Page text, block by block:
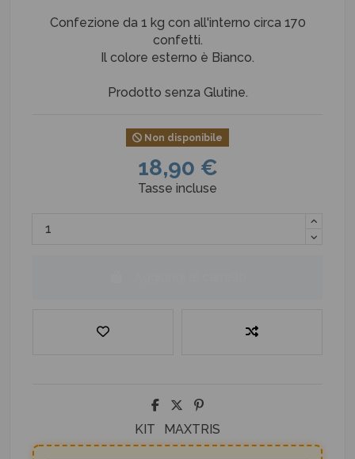
Confezione da 1 kg con all'interno circa 170
confetti.
Il colore esterno è Bianco.
Prodotto senza Glutine.
Non disponibile
18,90 €
Tasse incluse
KIT MAXTRIS